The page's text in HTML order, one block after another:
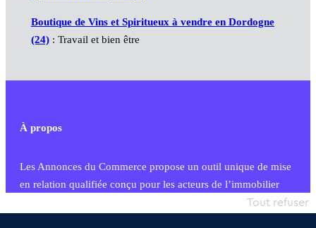
Boutique de Vins et Spiritueux à vendre en Dordogne
(24): Travail et bien être
À propos
Les Annonces du Commerce propose un outil unique de mise
en relation qualifiée conçu pour les acteurs de l’immobilier
commercial et les collectivités territoriales, simple et intégrant
Tout refuser